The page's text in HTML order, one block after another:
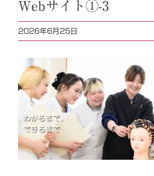
Webサイト①-3
2026年6月25日